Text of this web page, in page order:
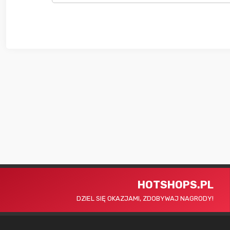
HOTSHOPS.PL
DZIEL SIĘ OKAZJAMI, ZDOBYWAJ NAGRODY!